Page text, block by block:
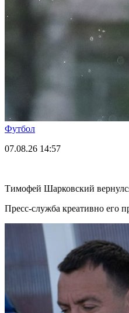
Футбол
07.08.26 14:57
Тимофей Шарковский
Пресс-служба креативно его